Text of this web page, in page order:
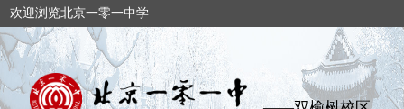
欢迎浏览北京一零一中学